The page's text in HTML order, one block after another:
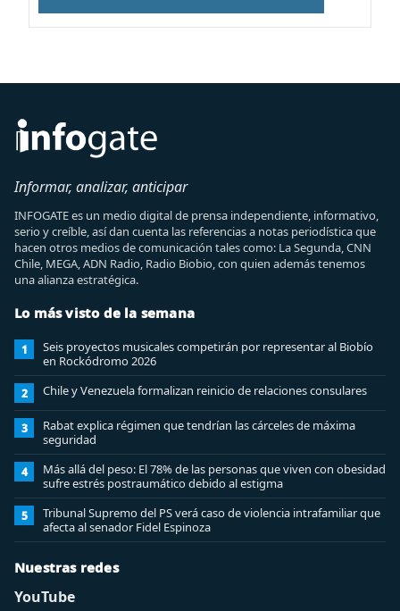
Informar, analizar, anticipar
INFOGATE es un medio digital de prensa independiente, informativo,
serio y creíble, así dan cuenta las referencias a notas periodística que
hacen otros medios de comunicación tales como: La Segunda, CNN
Chile, MEGA, ADN Radio, Radio Biobio, con quien además tenemos
una alianza estratégica.
Lo más visto de la semana
1
Seis proyectos musicales competirán por representar al Biobío
en Rockódromo 2026
2 Chile y Venezuela formalizan reinicio de relaciones consulares
3
Rabat explica régimen que tendrían las cárceles de máxima
seguridad
4
Más allá del peso: El 78% de las personas que viven con obesidad
sufre estrés postraumático debido al estigma
5
Tribunal Supremo del PS verá caso de violencia intrafamiliar que
afecta al senador Fidel Espinoza
Nuestras redes
YouTube